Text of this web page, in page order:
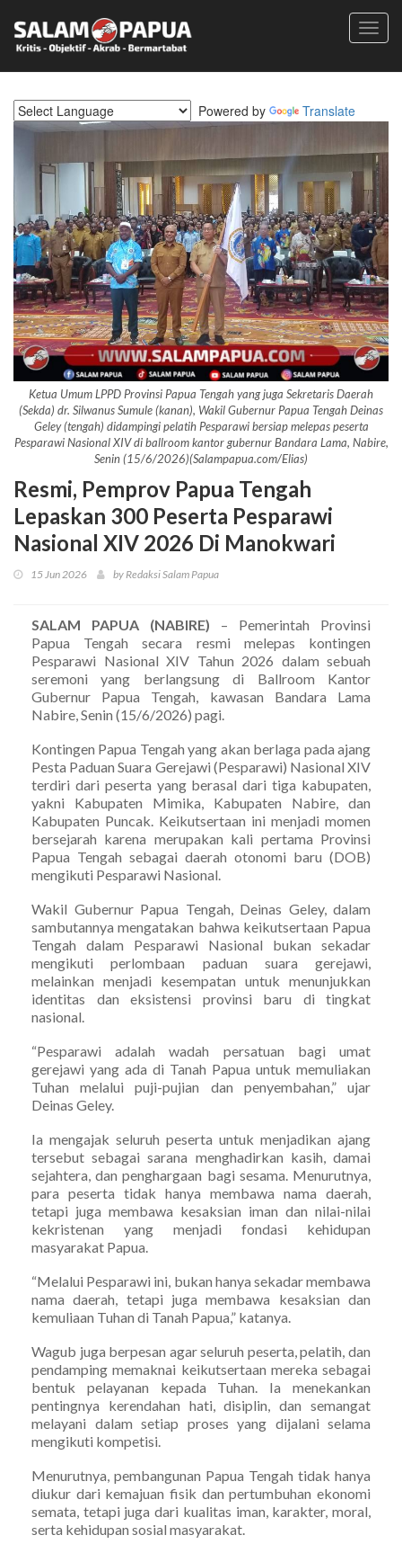
Powered by Translate
Ketua Umum LPPD Provinsi Papua Tengah yang juga Sekretaris Daerah
(Sekda) dr. Silwanus Sumule (kanan), Wakil Gubernur Papua Tengah Deinas
Geley (tengah) didampingi pelatih Pesparawi bersiap melepas peserta
Pesparawi Nasional XIV di ballroom kantor gubernur Bandara Lama, Nabire,
Senin (15/6/2026)(Salampapua.com/Elias)
Resmi, Pemprov Papua Tengah
Lepaskan 300 Peserta Pesparawi
Nasional XIV 2026 Di Manokwari
15 Jun 2026 by Redaksi Salam Papua
SALAM PAPUA (NABIRE) – Pemerintah Provinsi
Papua Tengah secara resmi melepas kontingen
Pesparawi Nasional XIV Tahun 2026 dalam sebuah
seremoni yang berlangsung di Ballroom Kantor
Gubernur Papua Tengah, kawasan Bandara Lama
Nabire, Senin (15/6/2026) pagi.
Kontingen Papua Tengah yang akan berlaga pada ajang
Pesta Paduan Suara Gerejawi (Pesparawi) Nasional XIV
terdiri dari peserta yang berasal dari tiga kabupaten,
yakni Kabupaten Mimika, Kabupaten Nabire, dan
Kabupaten Puncak. Keikutsertaan ini menjadi momen
bersejarah karena merupakan kali pertama Provinsi
Papua Tengah sebagai daerah otonomi baru (DOB)
mengikuti Pesparawi Nasional.
Wakil Gubernur Papua Tengah, Deinas Geley, dalam
sambutannya mengatakan bahwa keikutsertaan Papua
Tengah dalam Pesparawi Nasional bukan sekadar
mengikuti perlombaan paduan suara gerejawi,
melainkan menjadi kesempatan untuk menunjukkan
identitas dan eksistensi provinsi baru di tingkat
nasional.
“Pesparawi adalah wadah persatuan bagi umat
gerejawi yang ada di Tanah Papua untuk memuliakan
Tuhan melalui puji-pujian dan penyembahan,” ujar
Deinas Geley.
Ia mengajak seluruh peserta untuk menjadikan ajang
tersebut sebagai sarana menghadirkan kasih, damai
sejahtera, dan penghargaan bagi sesama. Menurutnya,
para peserta tidak hanya membawa nama daerah,
tetapi juga membawa kesaksian iman dan nilai-nilai
kekristenan yang menjadi fondasi kehidupan
masyarakat Papua.
“Melalui Pesparawi ini, bukan hanya sekadar membawa
nama daerah, tetapi juga membawa kesaksian dan
kemuliaan Tuhan di Tanah Papua,” katanya.
Wagub juga berpesan agar seluruh peserta, pelatih, dan
pendamping memaknai keikutsertaan mereka sebagai
bentuk pelayanan kepada Tuhan. Ia menekankan
pentingnya kerendahan hati, disiplin, dan semangat
melayani dalam setiap proses yang dijalani selama
mengikuti kompetisi.
Menurutnya, pembangunan Papua Tengah tidak hanya
diukur dari kemajuan fisik dan pertumbuhan ekonomi
semata, tetapi juga dari kualitas iman, karakter, moral,
serta kehidupan sosial masyarakat.